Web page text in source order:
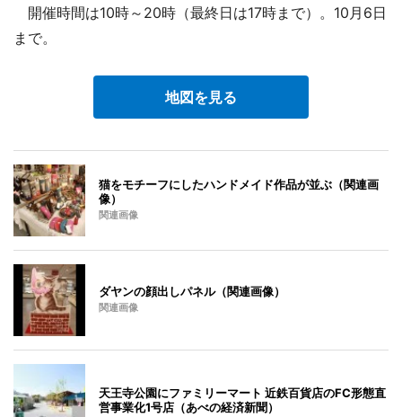
開催時間は10時～20時（最終日は17時まで）。10月6日
まで。
地図を見る
猫をモチーフにしたハンドメイド作品が並ぶ（関連画
像）
関連画像
ダヤンの顔出しパネル（関連画像）
関連画像
天王寺公園にファミリーマート 近鉄百貨店のFC形態直
営事業化1号店（あべの経済新聞）